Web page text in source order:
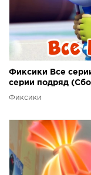
Фиксики Все
серии подряд
Фиксики